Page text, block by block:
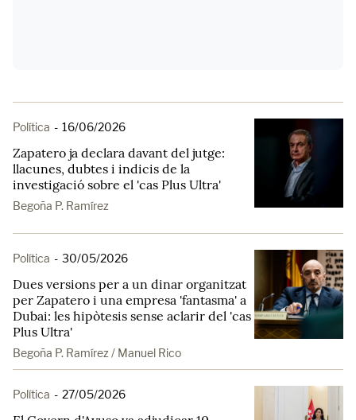
Política - 16/06/2026
Zapatero ja declara davant del jutge:
llacunes, dubtes i indicis de la
investigació sobre el 'cas Plus Ultra'
Begoña P. Ramírez
Política - 30/05/2026
Dues versions per a un dinar organitzat
per Zapatero i una empresa 'fantasma' a
Dubai: les hipòtesis sense aclarir del 'cas
Plus Ultra'
Begoña P. Ramírez / Manuel Rico
Política - 27/05/2026